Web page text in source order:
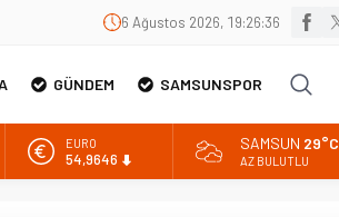
6 Ağustos 2026, 19:26:36
GÜNDEM SAMSUNSPOR
EURO
54,9646
SAMSUN 29°C
AZ BULUTLU